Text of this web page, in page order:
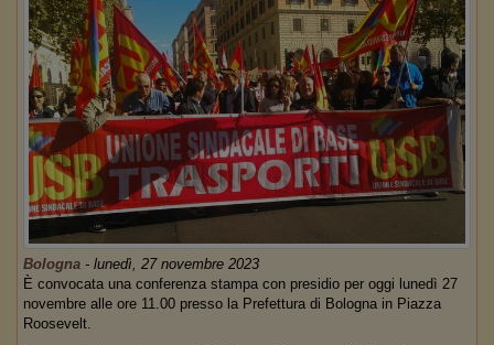
Bologna - lunedì, 27 novembre 2023
È convocata una conferenza stampa con presidio per oggi lunedì 27
novembre alle ore 11.00 presso la Prefettura di Bologna in Piazza
Roosevelt.